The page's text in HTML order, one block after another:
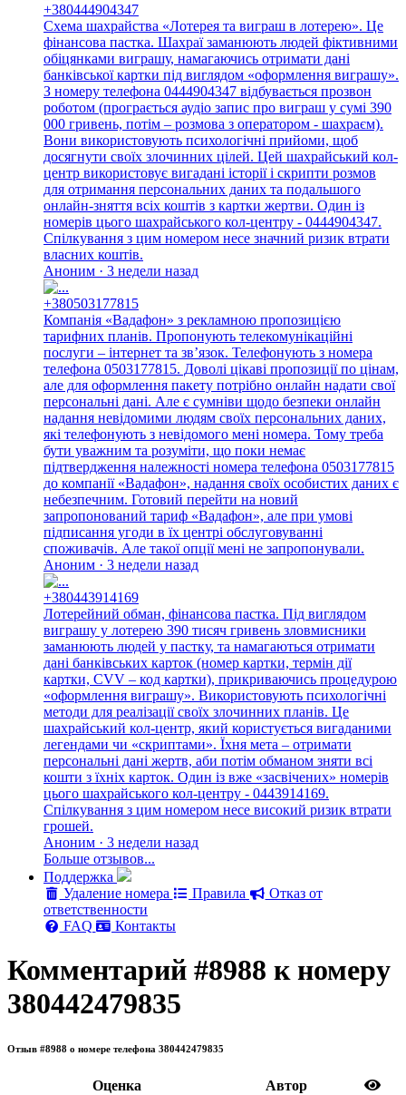
+380444904347
Схема шахрайства «Лотерея та виграш в лотерею». Це
фінансова пастка. Шахраї заманюють людей фіктивними
обіцянками виграшу, намагаючись отримати дані
банківської картки під виглядом «оформлення виграшу».
З номеру телефона 0444904347 відбувається прозвон
роботом (програється аудіо запис про виграш у сумі 390
000 гривень, потім – розмова з оператором - шахраєм).
Вони використовують психологічні прийоми, щоб
досягнути своїх злочинних цілей. Цей шахрайський кол-
центр використовує вигадані історії і скрипти розмов
для отримання персональних даних та подальшого
онлайн-зняття всіх коштів з картки жертви. Один із
номерів цього шахрайського кол-центру - 0444904347.
Спілкування з цим номером несе значний ризик втрати
власних коштів.
Аноним · 3 недели назад
+380503177815
Компанія «Вадафон» з рекламною пропозицією
тарифних планів. Пропонують телекомунікаційні
послуги – інтернет та зв’язок. Телефонують з номера
телефона 0503177815. Доволі цікаві пропозиції по цінам,
але для оформлення пакету потрібно онлайн надати свої
персональні дані. Але є сумніви щодо безпеки онлайн
надання невідомими людям своїх персональних даних,
які телефонують з невідомого мені номера. Тому треба
бути уважним та розуміти, що поки немає
підтвердження належності номера телефона 0503177815
до компанії «Вадафон», надання своїх особистих даних є
небезпечним. Готовий перейти на новий
запропонований тариф «Вадафон», але при умові
підписання угоди в їх центрі обслуговуванні
споживачів. Але такої опції мені не запропонували.
Аноним · 3 недели назад
+380443914169
Лотерейний обман, фінансова пастка. Під виглядом
виграшу у лотерею 390 тисяч гривень зловмисники
заманюють людей у пастку, та намагаються отримати
дані банківських карток (номер картки, термін дії
картки, CVV – код картки), прикриваючись процедурою
«оформлення виграшу». Використовують психологічні
методи для реалізації своїх злочинних планів. Це
шахрайський кол-центр, який користується вигаданими
легендами чи «скриптами». Їхня мета – отримати
персональні дані жертв, аби потім обманом зняти всі
кошти з їхніх карток. Один із вже «засвічених» номерів
цього шахрайського кол-центру - 0443914169.
Спілкування з цим номером несе високий ризик втрати
грошей.
Аноним · 3 недели назад
Больше отзывов...
Поддержка
Удаление номера
Правила
Отказ от
ответственности
FAQ
Контакты
Комментарий #8988 к номеру
380442479835
Отзыв #8988 о номере телефона 380442479835
Oценка
Автор